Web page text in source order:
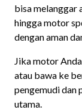
bisa melanggar
hingga motor
dengan aman
Jika motor
atau bawa ke
pengemudi dan
utama.